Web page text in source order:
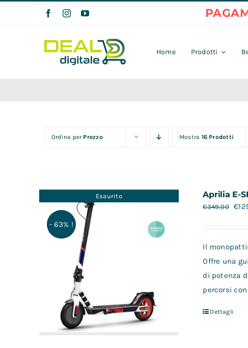
Home Prodotti
Ordina per Prezzo Mostra 16 Prodotti
Esaurito
- 63% !
Aprilia E-
€349,00 €
Il
Offre una
di potenza
percorsi con
Dettagli